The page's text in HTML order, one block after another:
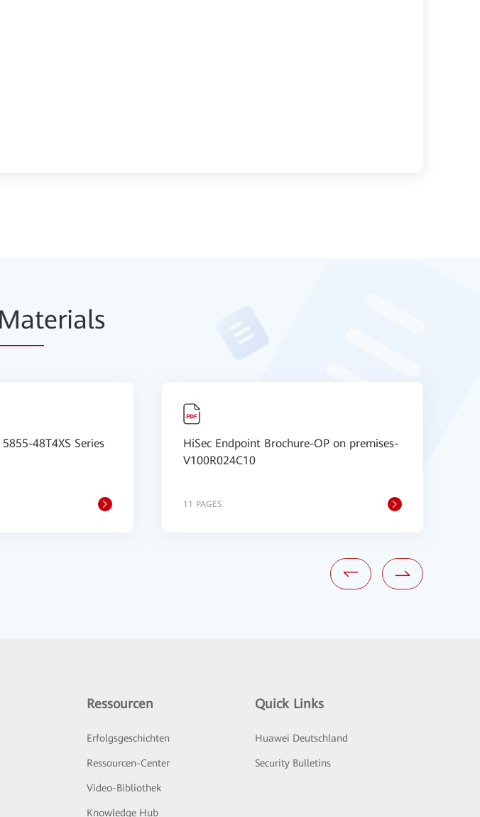
erials
48T4XS Series
HiSec Endpoint Brochure-OP on premises-
V100R024C10
11 PAGES
Ressourcen
Erfolgsgeschichten
Ressourcen-Center
Video-Bibliothek
Knowledge Hub
Quick Links
Huawei Deutschland
Security Bulletins